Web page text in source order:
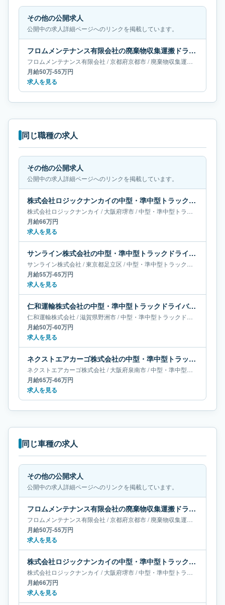
その他の公開求人
公開中の求人詳細ページへのリンクを掲載しています。
フロムメンテナンス有限会社の廃棄物収集運搬ドライバー求人｜京都府京都市｜月給50万-55万円
フロムメンテナンス有限会社 /京都府京都市/廃棄物収集運搬ドライバー
月給50万-55万円
求人を見る
同じ職種の求人
その他の公開求人
公開中の求人詳細ページへのリンクを掲載しています。
株式会社ロジックナンカイの中型・準中型トラックドライバー求人｜大阪府堺市｜月給66万円
株式会社ロジックナンカイ /大阪府堺市/中型・準中型トラックドライバー
月給66万円
求人を見る
サンライン株式会社の中型・準中型トラックドライバー求人｜東京都足立区｜月給55万-65万円
サンライン株式会社 /東京都足立区 /中型・準中型トラックドライバー
月給55万-65万円
求人を見る
仁和運輸株式会社の中型・準中型トラックドライバー求人｜滋賀県野洲市｜月給50万-60万円
仁和運輸株式会社 /滋賀県野洲市/中型・準中型トラックドライバー
月給50万-60万円
求人を見る
ネクストエアカーゴ株式会社の中型・準中型トラックドライバー求人｜大阪府泉南市｜月給65万-66万円
ネクストエアカーゴ株式会社 /大阪府泉南市/中型・準中型トラックドライバー
月給65万-66万円
求人を見る
同じ車種の求人
その他の公開求人
公開中の求人詳細ページへのリンクを掲載しています。
フロムメンテナンス有限会社の廃棄物収集運搬ドライバー求人｜京都府京都市｜月給50万-55万円
フロムメンテナンス有限会社 /京都府京都市/廃棄物収集運搬ドライバー
月給50万-55万円
求人を見る
株式会社ロジックナンカイの中型・準中型トラックドライバー求人｜大阪府堺市｜月給66万円
株式会社ロジックナンカイ /大阪府堺市/中型・準中型トラックドライバー
月給66万円
求人を見る